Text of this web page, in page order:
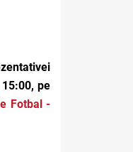
pe
Fotbal -